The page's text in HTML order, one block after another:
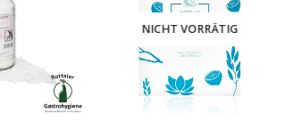
NICHT VORRÄTIG